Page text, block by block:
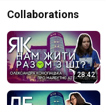
Collaborations
28:42